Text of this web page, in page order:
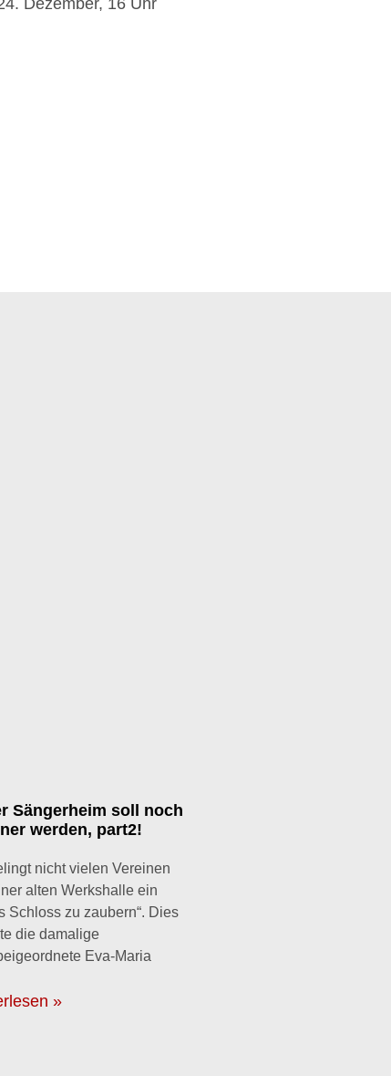
Dezember, 16 Uhr
Sängerheim soll noch
werden, part2!
nicht vielen Vereinen
alten Werkshalle ein
Schloss zu zaubern“. Dies
die damalige
Eva-Maria
»